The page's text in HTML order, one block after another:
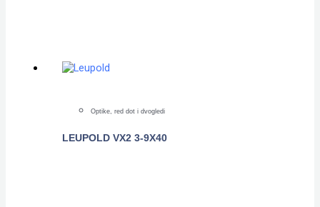
Optike, red dot i dvogledi
LEUPOLD VX2 3-9X40